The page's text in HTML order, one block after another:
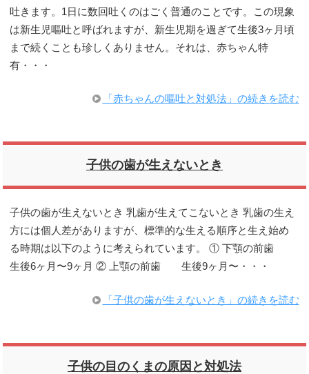
吐きます。1日に数回吐くのはごく普通のことです。この現象
は新生児嘔吐と呼ばれますが、新生児期を過ぎて生後3ヶ月頃
まで続くことも珍しくありません。それは、赤ちゃん特
有・・・
「赤ちゃんの嘔吐と対処法」の続きを読む
子供の歯が生えないとき
子供の歯が生えないとき 乳歯が生えてこないとき 乳歯の生え
方には個人差がありますが、標準的な生える順序と生え始め
る時期は以下のように考えられています。 ① 下顎の前歯
生後6ヶ月〜9ヶ月 ② 上顎の前歯 生後9ヶ月〜・・・
「子供の歯が生えないとき」の続きを読む
子供の目のくまの原因と対処法